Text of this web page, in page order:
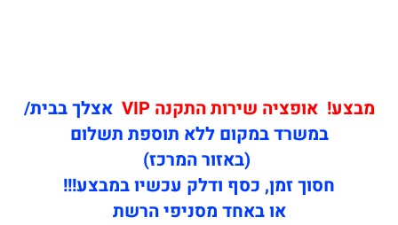
מבצע! אופציה שירות התקנה VIP
אצלך בבית/
במשרד במקום ללא תוספת תשלום
(באזור המרכז)
חסוך זמן, כסף ודלק עכשיו במבצע!!!
או באחד מסניפי הרשת